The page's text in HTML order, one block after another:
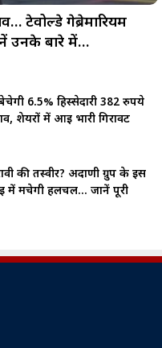
टेवोल्डे गेब्रेमारियम
उनके बारे में…
6.5% हिस्सेदारी 382 रुपये
शेयरों में आई भारी गिरावट
की तस्वीर? अदाणी ग्रुप के इस
में मचेगी हलचल… जानें पूरी